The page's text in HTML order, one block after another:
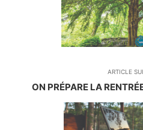
ARTICLE
ON PRÉPARE LA